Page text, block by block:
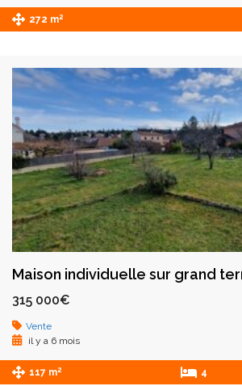
272 m2
315 000€
Vente
il y a 6 mois
117 m2 4